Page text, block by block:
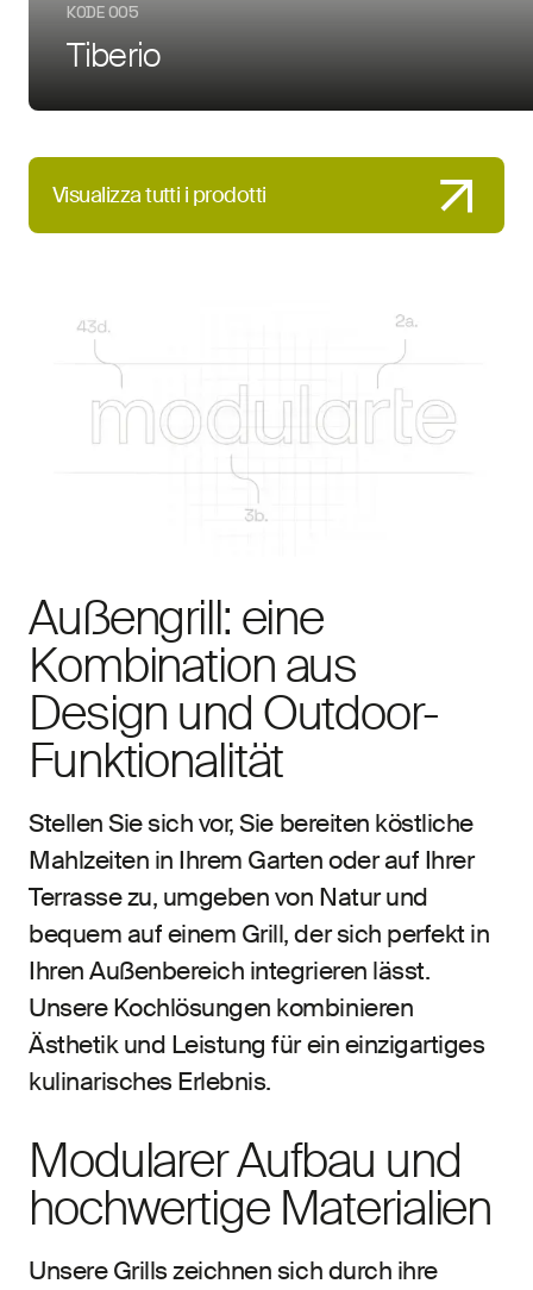
KODE 005
Tiberio
Visualizza tutti i prodotti
Außengrill: eine
Kombination aus
Design und Outdoor-
Funktionalität
Stellen Sie sich vor, Sie bereiten köstliche
Mahlzeiten in Ihrem Garten oder auf Ihrer
Terrasse zu, umgeben von Natur und
bequem auf einem Grill, der sich perfekt in
Ihren Außenbereich integrieren lässt.
Unsere Kochlösungen kombinieren
Ästhetik und Leistung für ein einzigartiges
kulinarisches Erlebnis.
Modularer Aufbau und
hochwertige Materialien
Unsere Grills zeichnen sich durch ihre